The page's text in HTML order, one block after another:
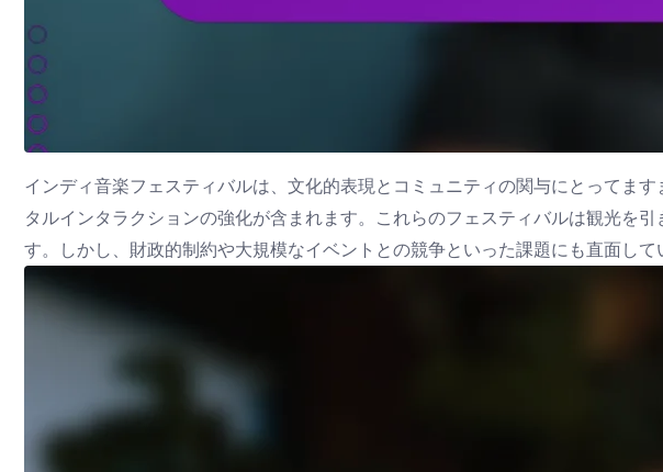
インディ音楽フェスティバルは、文化的表現とコミュニティの関与にとってま
タルインタラクションの強化が含まれます。これらのフェスティバルは観光を
す。しかし、財政的制約や大規模なイベントとの競争といった課題にも直面して